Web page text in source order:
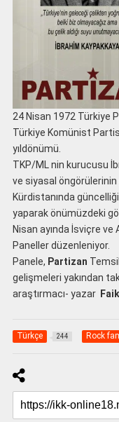
24 Nisan 1972 Türkiye
Türkiye Komünist
yıldönümü.
TKP/ML nin kurucusu
ve siyasal
Kürdistanında
yaparak önümüzdeki
Nisan ayında İsviçre
Paneller düzenleniyor.
Panele, Partizan
gelişmeleri yakından
araştırmacı- yazar
Türkçe 244 Rock